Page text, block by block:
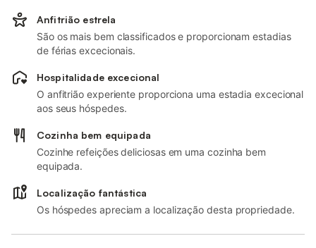
Anfitrião estrela
São os mais bem classificados e proporcionam estadias
de férias excecionais.
Hospitalidade excecional
O anfitrião experiente proporciona uma estadia excecional
aos seus hóspedes.
Cozinha bem equipada
Cozinhe refeições deliciosas em uma cozinha bem
equipada.
Localização fantástica
Os hóspedes apreciam a localização desta propriedade.